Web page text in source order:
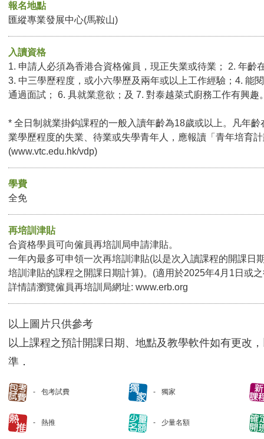
報名地點
匯縱專業發展中心(馬鞍山)
入讀資格
1. 申請人必須為香港合資格僱員，現正失業或待業； 2. 年齡
3. 中三學歷程度，或小六學歷及兩年或以上工作經驗；4. 能
通過面試； 6. 具就業意欲；及 7. 對泰越菜式廚務工作有興趣
* 全日制就業掛鈎課程的一般入讀年齡為18歲或以上。凡年
業學歷程度的失業、待業或失學青年人，應報讀「青年培育
(www.vtc.edu.hk/vdp)
學費
全免
再培訓津貼
合資格學員可向僱員再培訓局申請津貼。
一年內最多可申領一次再培訓津貼(以是次入讀課程的開課日
培訓津貼的課程之開課日期計算)。(適用於2025年4月1日或
詳情請瀏覽僱員再培訓局網址: www.erb.org
以上圖片只供參考
以上課程之預計開課日期、地點及教學軟件如有更改
準．
包考試費 獨家
熱推 少量名額